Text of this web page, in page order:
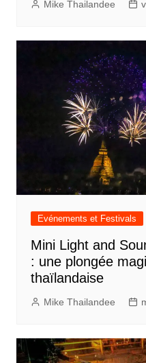
Mike Thailandee
Evénements et Festivals
Mini Light and
: une plongée
thaïlandaise
Mike Thailandee